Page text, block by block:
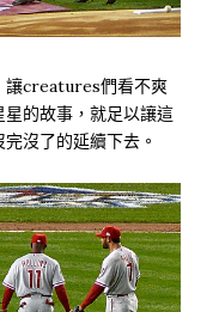
讓creatures們看不爽
的故事，就足以讓這
沒了的延續下去。